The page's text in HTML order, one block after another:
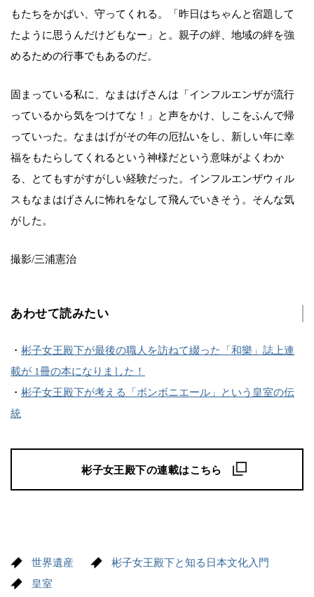
もたちをかばい、守ってくれる。「昨日はちゃんと宿題して
たように思うんだけどもなー」と。親子の絆、地域の絆を強
めるための行事でもあるのだ。
固まっている私に、なまはげさんは「インフルエンザが流行
っているから気をつけてな！」と声をかけ、しこをふんで帰
っていった。なまはげがその年の厄払いをし、新しい年に幸
福をもたらしてくれるという神様だという意味がよくわか
る、とてもすがすがしい経験だった。インフルエンザウィル
スもなまはげさんに怖れをなして飛んでいきそう。そんな気
がした。
撮影/三浦憲治
あわせて読みたい
・ 彬子女王殿下が最後の職人を訪ねて綴った「和樂」誌上連
載が 1冊の本になりました！
・ 彬子女王殿下が考える「ボンボニエール」という皇室の伝
統
彬子女王殿下の連載はこちら
世界遺産
彬子女王殿下と知る日本文化入門
皇室